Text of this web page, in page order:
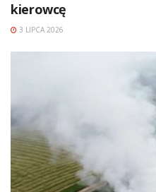
kierowcę
3 LIPCA 2026